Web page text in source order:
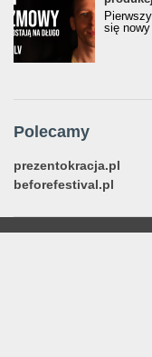
się
Polecamy
prezentokracja.pl
beforefestival.pl